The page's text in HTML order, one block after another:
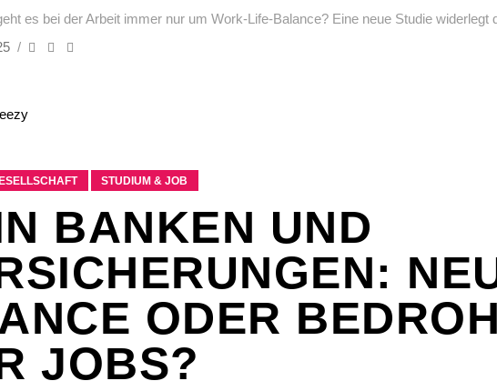
es bei der Arbeit immer nur um Work-Life-Balance? Eine neue Studie widerlegt
STUDIUM & JOB
BANKEN UND
ODER
JOBS?